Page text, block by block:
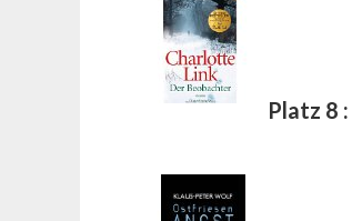
Platz 8 :